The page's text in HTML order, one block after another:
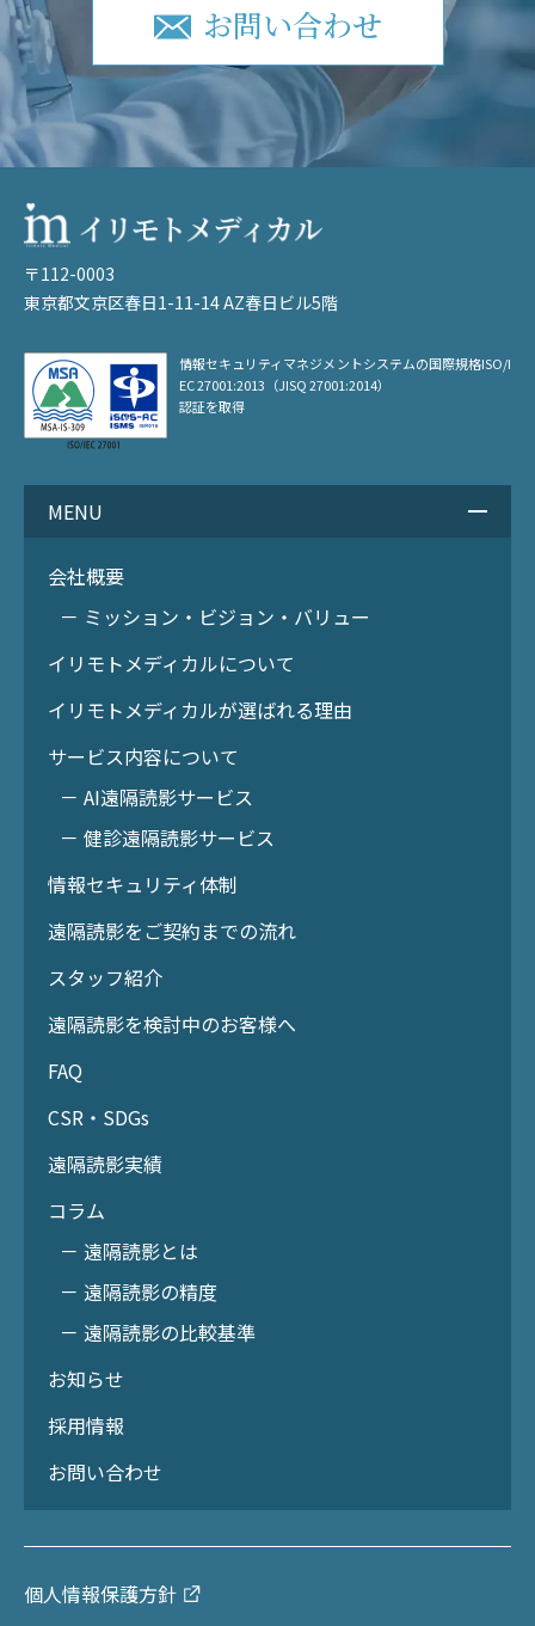
お問い合わせ
〒112-0003
東京都文京区春日1-11-14 AZ春日ビル5階
情報セキュリティマネジメントシステムの国際規格ISO/I
EC 27001:2013（JISQ 27001:2014）
認証を取得
MENU
会社概要
－ ミッション・ビジョン・バリュー
イリモトメディカルについて
イリモトメディカルが選ばれる理由
サービス内容について
－ AI遠隔読影サービス
－ 健診遠隔読影サービス
情報セキュリティ体制
遠隔読影をご契約までの流れ
スタッフ紹介
遠隔読影を検討中のお客様へ
FAQ
CSR・SDGs
遠隔読影実績
コラム
－ 遠隔読影とは
－ 遠隔読影の精度
－ 遠隔読影の比較基準
お知らせ
採用情報
お問い合わせ
個人情報保護方針